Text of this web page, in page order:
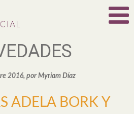
2016, por Myriam Díaz
ADELA BORK Y